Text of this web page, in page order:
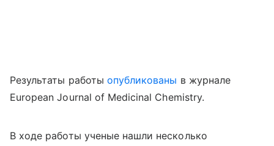
Результаты работы опубликованы в журнале
European Journal of Medicinal Chemistry.
В ходе работы ученые нашли несколько